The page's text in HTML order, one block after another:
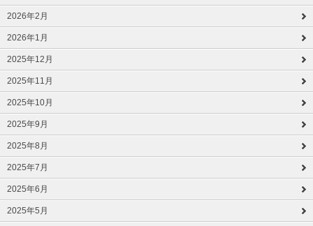
2026年2月
2026年1月
2025年12月
2025年11月
2025年10月
2025年9月
2025年8月
2025年7月
2025年6月
2025年5月